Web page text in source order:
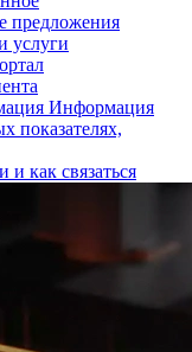
предложения
услуги
Информация
показателях,
и как связаться